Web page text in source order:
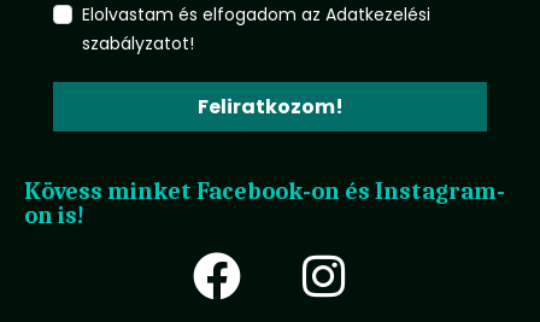
Elolvastam és elfogadom az Adatkezelési
szabályzatot!
Feliratkozom!
Kövess minket Facebook-on és Instagram-
on is!